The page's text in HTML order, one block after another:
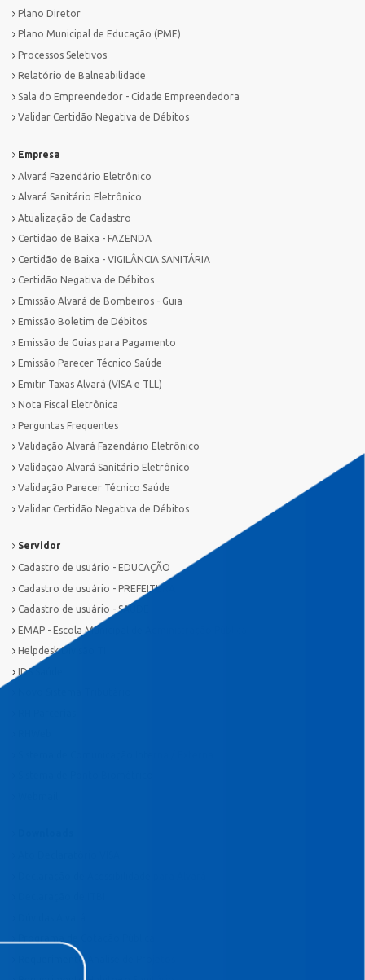
Plano Diretor
Plano Municipal de Educação (PME)
Processos Seletivos
Relatório de Balneabilidade
Sala do Empreendedor - Cidade Empreendedora
Validar Certidão Negativa de Débitos
Empresa
Alvará Fazendário Eletrônico
Alvará Sanitário Eletrônico
Atualização de Cadastro
Certidão de Baixa - FAZENDA
Certidão de Baixa - VIGILÂNCIA SANITÁRIA
Certidão Negativa de Débitos
Emissão Alvará de Bombeiros - Guia
Emissão Boletim de Débitos
Emissão de Guias para Pagamento
Emissão Parecer Técnico Saúde
Emitir Taxas Alvará (VISA e TLL)
Nota Fiscal Eletrônica
Perguntas Frequentes
Validação Alvará Fazendário Eletrônico
Validação Alvará Sanitário Eletrônico
Validação Parecer Técnico Saúde
Validar Certidão Negativa de Débitos
Servidor
Cadastro de usuário - EDUCAÇÃO
Cadastro de usuário - PREFEITURA
Cadastro de usuário - SAÚDE
EMAP - Escola Municipal de Administração Pública
Helpdesk Divisão TI
IDS Saúde
Requerimento Análise de Projetos